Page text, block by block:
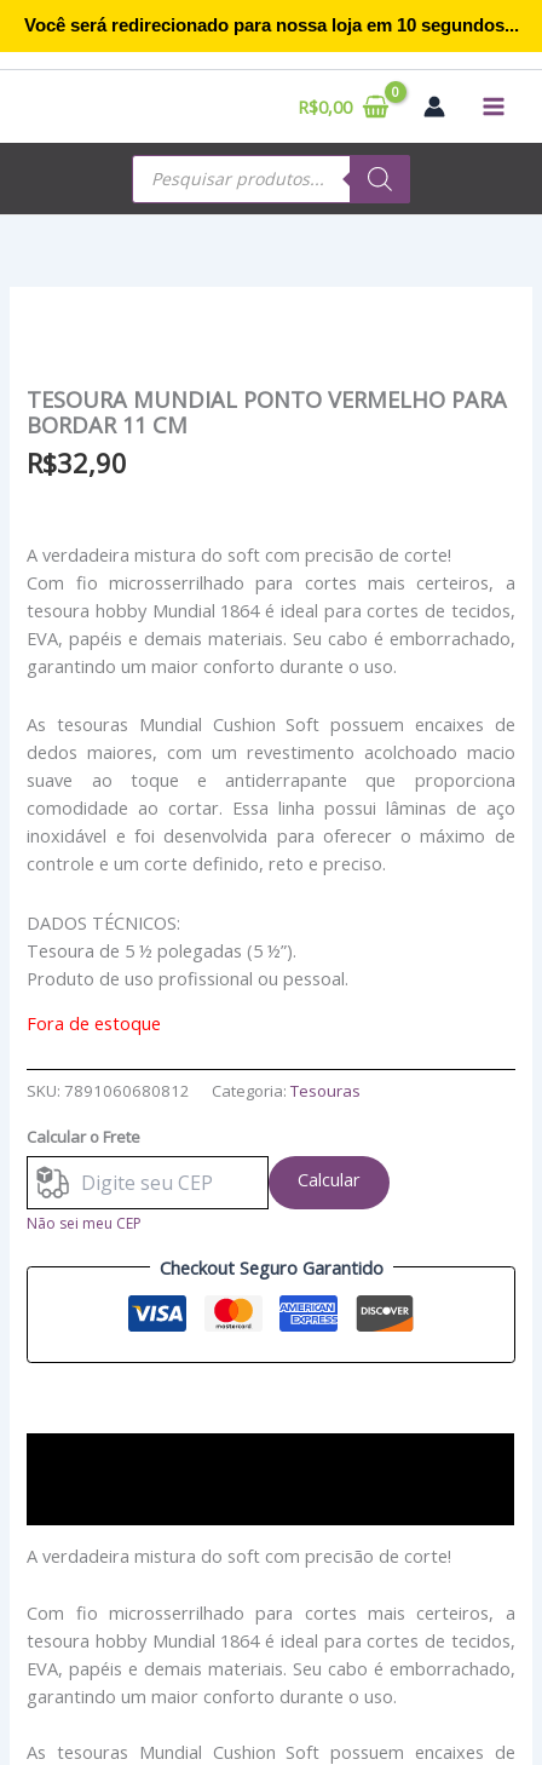
o
R$0,00
Pesquisar
produtos
TESOURA MUNDIAL PONTO VERMELHO PARA
BORDAR 11 CM
R$32,90
A verdadeira mistura do soft com precisão de corte!
Com fio microsserrilhado para cortes mais certeiros, a
tesoura hobby Mundial 1864 é ideal para cortes de tecidos,
EVA, papéis e demais materiais. Seu cabo é emborrachado,
garantindo um maior conforto durante o uso.
As tesouras Mundial Cushion Soft possuem encaixes de
dedos maiores, com um revestimento acolchoado macio
suave ao toque e antiderrapante que proporciona
comodidade ao cortar. Essa linha possui lâminas de aço
inoxidável e foi desenvolvida para oferecer o máximo de
controle e um corte definido, reto e preciso.
DADOS TÉCNICOS:
Tesoura de 5 ½ polegadas (5 ½”).
Produto de uso profissional ou pessoal.
Fora de estoque
SKU:7891060680812 Categoria:Tesouras
Calcular o Frete
Calcular
Não sei meu CEP
Checkout Seguro Garantido
A verdadeira mistura do soft com precisão de corte!
Com fio microsserrilhado para cortes mais certeiros, a
tesoura hobby Mundial 1864 é ideal para cortes de tecidos,
EVA, papéis e demais materiais. Seu cabo é emborrachado,
garantindo um maior conforto durante o uso.
As tesouras Mundial Cushion Soft possuem encaixes de
Você será redirecionado para nossa loja em 10segundos...